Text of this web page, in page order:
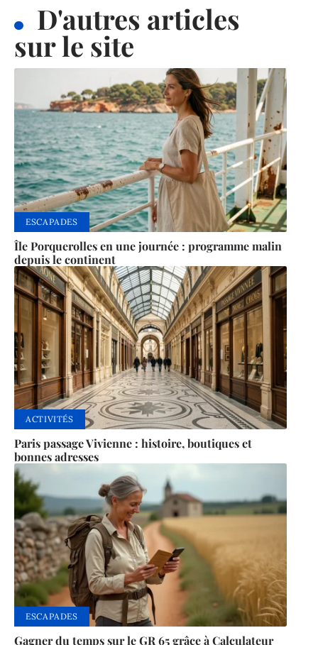
D'autres articles
sur le site
ESCAPADES
Île Porquerolles en une journée : programme malin
depuis le continent
ACTIVITÉS
Paris passage Vivienne : histoire, boutiques et
bonnes adresses
ESCAPADES
Gagner du temps sur le GR 65 grâce à Calculateur